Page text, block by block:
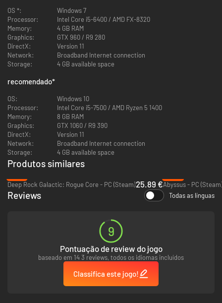
Jogabilidade de FPS+Roguelite+RPG combinadas, construa
diversas Combinações através de ciclos letais para uma
experiência diferente
OS *:
Windows 7
Processor:
Intel Core i5-6400 / AMD FX-8320
Memory:
4 GB RAM
Graphics:
GTX 960 / R9 280
DirectX:
Version 11
Network:
Broadband Internet connection
Storage:
4 GB available space
recomendado*
OS:
Windows 10
Processor:
Intel Core i5-7500 / AMD Ryzen 5 1400
Memory:
8 GB RAM
Graphics:
GTX 1060 / R9 390
DirectX:
Version 11
Network:
Broadband Internet connection
Storage:
4 GB available space
Produtos similares
Deep Rock Galactic: Rogue Core - PC (Steam)25.89 €Abyssus - PC (Steam)
Reviews Todas as línguas
9
Pontuação de review do jogo
baseado em 14 3 reviews, todos os idiomas incluídos
Classifica este jogo!